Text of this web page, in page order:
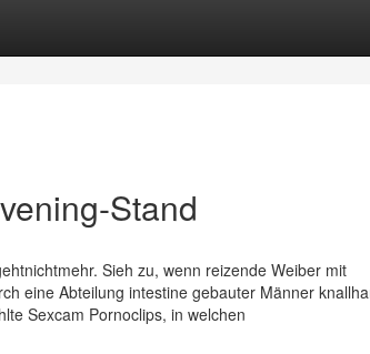
Stand
Sieh zu, wenn reizende Weiber mit
eine Abteilung intestine gebauter Männer
Sexcam Pornoclips, in welchen